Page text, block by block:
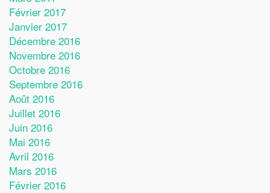
Février 2017
Janvier 2017
Décembre 2016
Novembre 2016
Octobre 2016
Septembre 2016
Août 2016
Juillet 2016
Juin 2016
Mai 2016
Avril 2016
Mars 2016
Février 2016